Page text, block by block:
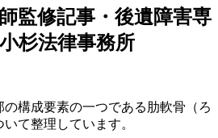
監修記事・後遺障害専
杉法律事務所
構成要素の一つである肋軟骨（ろ
て整理しています。